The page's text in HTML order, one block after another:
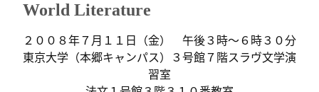
World Literature
２００８年７月１１日（金） 午後３時～６時３０分
東京大学（本郷キャンパス）３号館７階スラヴ文学演
習室